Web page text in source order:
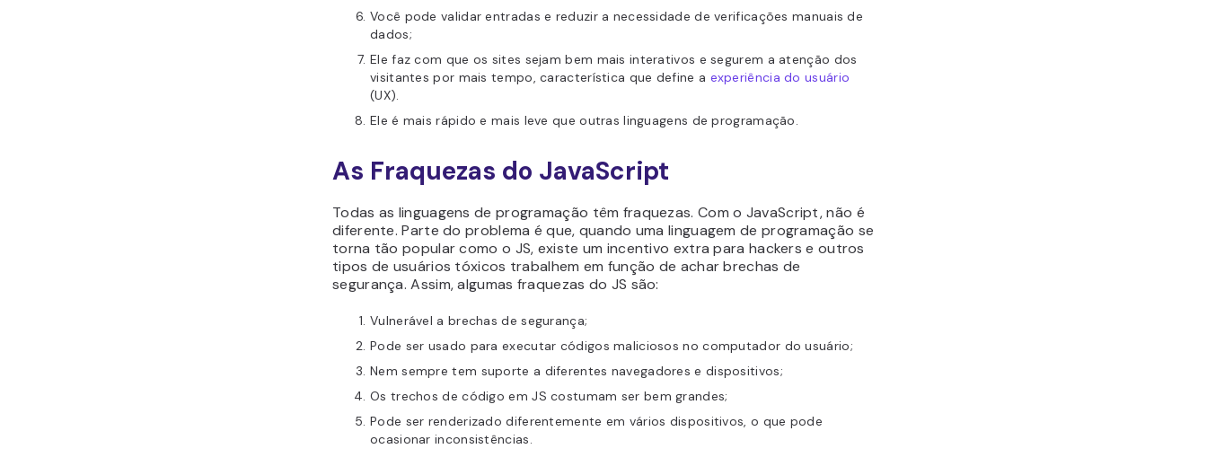
Você pode validar entradas e reduzir a necessidade de verificações manuais de
dados;
Ele faz com que os sites sejam bem mais interativos e segurem a atenção dos
visitantes por mais tempo, característica que define a experiência do usuário
(UX).
Ele é mais rápido e mais leve que outras linguagens de programação.
As Fraquezas do JavaScript
Todas as linguagens de programação têm fraquezas. Com o JavaScript, não é
diferente. Parte do problema é que, quando uma linguagem de programação se
torna tão popular como o JS, existe um incentivo extra para hackers e outros
tipos de usuários tóxicos trabalhem em função de achar brechas de
segurança. Assim, algumas fraquezas do JS são:
Vulnerável a brechas de segurança;
Pode ser usado para executar códigos maliciosos no computador do usuário;
Nem sempre tem suporte a diferentes navegadores e dispositivos;
Os trechos de código em JS costumam ser bem grandes;
Pode ser renderizado diferentemente em vários dispositivos, o que pode
ocasionar inconsistências.